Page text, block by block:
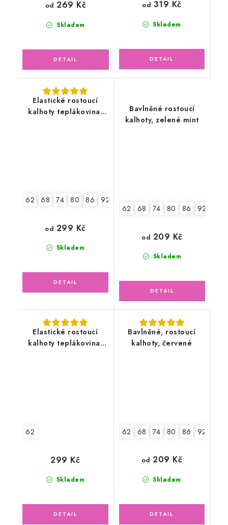
Skladem
od 269 Kč
Skladem
od 319 Kč
Elastické rostoucí
kalhoty teplákovina,
62 68 74 80 86 92
Skladem
od 299 Kč
Bavlněné rostoucí
kalhoty, zelené mint
62 68 74 80 86 92
Skladem
od 209 Kč
Elastické rostoucí
kalhoty teplákovina,
62
Skladem
299 Kč
Bavlněné, rostoucí
kalhoty, červené
62 68 74 80 86 92-98
Skladem
od 209 Kč